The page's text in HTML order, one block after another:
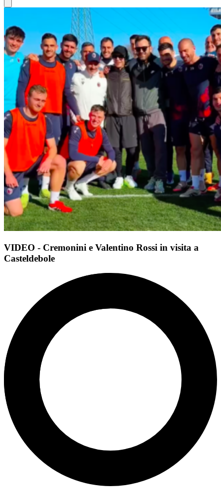
VIDEO - Cremonini e Valentino Rossi in visita a
Casteldebole